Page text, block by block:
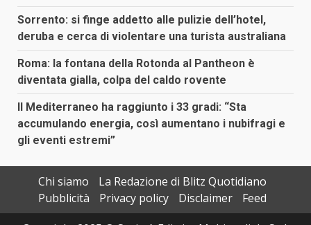
Sorrento: si finge addetto alle pulizie dell’hotel,
deruba e cerca di violentare una turista australiana
Roma: la fontana della Rotonda al Pantheon è
diventata gialla, colpa del caldo rovente
Il Mediterraneo ha raggiunto i 33 gradi: “Sta
accumulando energia, così aumentano i nubifragi e
gli eventi estremi”
Chi siamo
La Redazione di Blitz Quotidiano
Pubblicità
Privacy policy Disclaimer
Feed